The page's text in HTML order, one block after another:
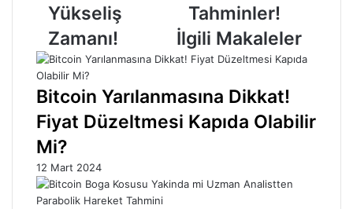
Yükseliş
Zamanı!
Tahminler!
İlgili Makaleler
Bitcoin Yarılanmasına Dikkat!
Fiyat Düzeltmesi Kapıda Olabilir
Mi?
12 Mart 2024